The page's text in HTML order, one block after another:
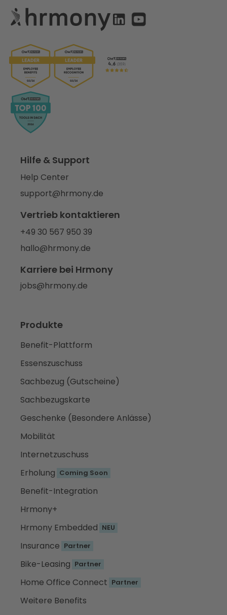
Hilfe & Support
Help Center
support@hrmony.de
Vertrieb kontaktieren
+49 30 567 950 39
hallo@hrmony.de
Karriere bei Hrmony
jobs@hrmony.de
Produkte
Benefit-Plattform
Essenszuschuss
Sachbezug (Gutscheine)
Sachbezugskarte
Geschenke (Besondere Anlässe)
Mobilität
Internetzuschuss
Erholung Coming Soon
Benefit-Integration
Hrmony+
Hrmony Embedded NEU
Insurance Partner
Bike-Leasing Partner
Home Office Connect Partner
Weitere Benefits